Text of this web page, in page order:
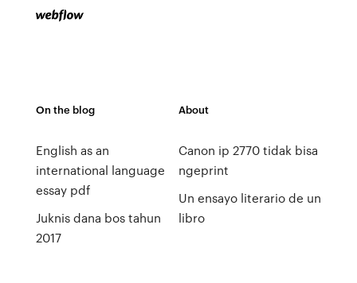
On the blog
English as an
international language
essay pdf
Juknis dana bos tahun
2017
About
Canon ip 2770 tidak bisa
ngeprint
Un ensayo literario de un
libro